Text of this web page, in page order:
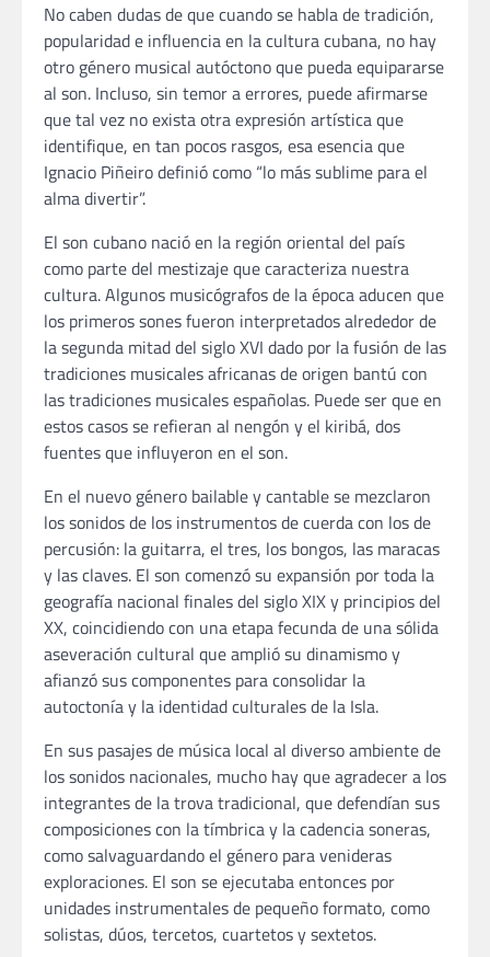
No caben dudas de que cuando se habla de tradición,
popularidad e influencia en la cultura cubana, no hay
otro género musical autóctono que pueda equipararse
al son. Incluso, sin temor a errores, puede afirmarse
que tal vez no exista otra expresión artística que
identifique, en tan pocos rasgos, esa esencia que
Ignacio Piñeiro definió como “lo más sublime para el
alma divertir”.
El son cubano nació en la región oriental del país
como parte del mestizaje que caracteriza nuestra
cultura. Algunos musicógrafos de la época aducen que
los primeros sones fueron interpretados alrededor de
la segunda mitad del siglo XVI dado por la fusión de las
tradiciones musicales africanas de origen bantú con
las tradiciones musicales españolas. Puede ser que en
estos casos se refieran al nengón y el kiribá, dos
fuentes que influyeron en el son.
En el nuevo género bailable y cantable se mezclaron
los sonidos de los instrumentos de cuerda con los de
percusión: la guitarra, el tres, los bongos, las maracas
y las claves. El son comenzó su expansión por toda la
geografía nacional finales del siglo XIX y principios del
XX, coincidiendo con una etapa fecunda de una sólida
aseveración cultural que amplió su dinamismo y
afianzó sus componentes para consolidar la
autoctonía y la identidad culturales de la Isla.
En sus pasajes de música local al diverso ambiente de
los sonidos nacionales, mucho hay que agradecer a los
integrantes de la trova tradicional, que defendían sus
composiciones con la tímbrica y la cadencia soneras,
como salvaguardando el género para venideras
exploraciones. El son se ejecutaba entonces por
unidades instrumentales de pequeño formato, como
solistas, dúos, tercetos, cuartetos y sextetos.